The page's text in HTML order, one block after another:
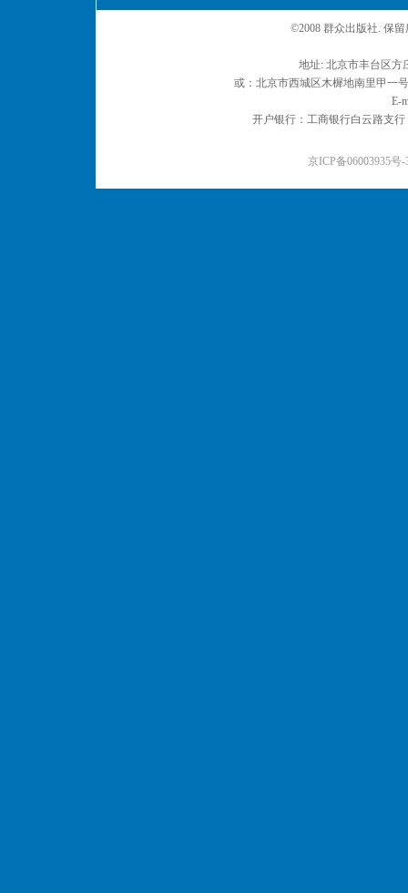
©2008 群众出版社. 保
地址: 北京市丰台区
或：北京市西城区木樨地南里甲一
E-
开户银行：工商银行白云路支
京ICP备06003935号-